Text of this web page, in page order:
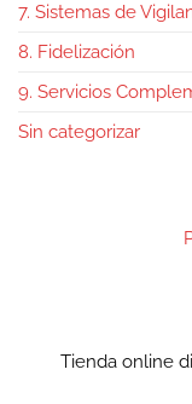
7. Sistemas de
8. Fidelización
9. Servicios
Sin categorizar
Tienda online